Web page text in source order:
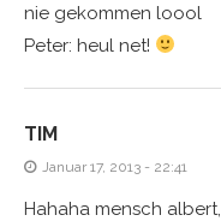
nie gekommen loool
Peter: heul net!
TIM
Januar 17, 2013 - 22:41
Hahaha mensch